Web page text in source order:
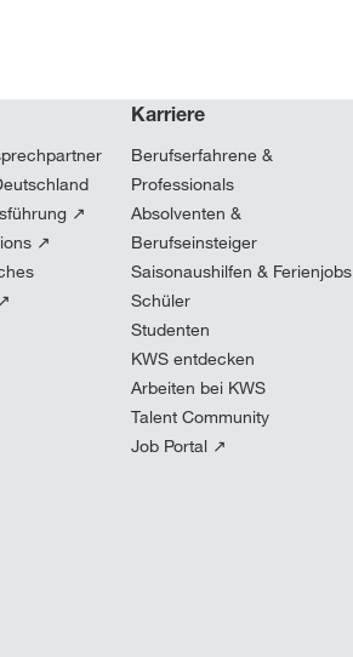
↗
↗
Karriere
Berufserfahrene &
Professionals
Absolventen &
Berufseinsteiger
Saisonaushilfen & Ferienjobs
Schüler
Studenten
KWS entdecken
Arbeiten bei KWS
Talent Community
Job Portal ↗